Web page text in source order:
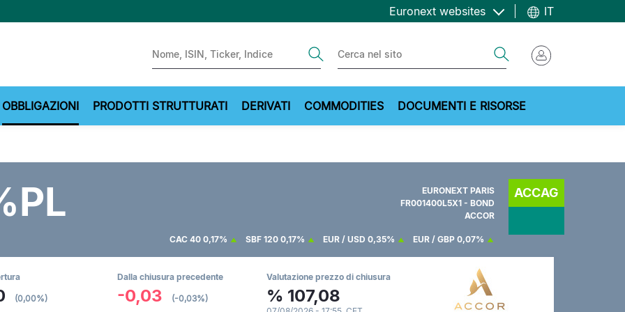
Euronext websites IT
OBBLIGAZIONI PRODOTTI STRUTTURATI DERIVATI COMMODITIES DOCUMENTI E RISORSE
EURONEXT PARIS
FR001400L5X1 - BOND
ACCOR
ACCAG
CAC 40 0,17% SBF 120 0,17% EUR / USD 0,35% EUR / GBP 0,07%
(0,00%)
Dalla chiusura precedente
-0,03 (-0,03%)
Valutazione prezzo di chiusura
% 107,08